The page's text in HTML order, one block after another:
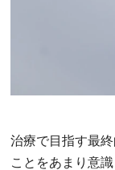
治療で目指す最
ことをあまり意